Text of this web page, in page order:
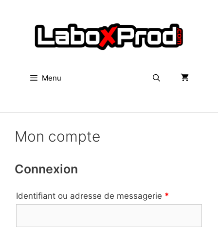
Rechercher
Menu
Mon compte
Connexion
Identifiant ou adresse de messagerie *